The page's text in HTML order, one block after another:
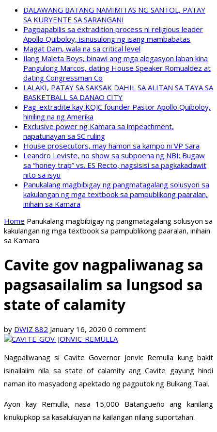
DALAWANG BATANG NAMIMITAS NG SANTOL, PATAY
SA KURYENTE SA SARANGANI
Pagpapabilis sa extradition process ni religious leader
Apollo Quiboloy, isinusulong ng isang mambabatas
Magat Dam, wala na sa critical level
Ilang Maleta Boys, binawi ang mga alegasyon laban kina
Pangulong Marcos, dating House Speaker Romualdez at
dating Congressman Co
LALAKI, PATAY SA SAKSAK DAHIL SA ALITAN SA TAYA SA
BASKETBALL SA DANAO CITY
Pag-extradite kay KOJC founder Pastor Apollo Quiboloy,
hiniling na ng Amerika
Exclusive power ng Kamara sa impeachment,
napatunayan sa SC ruling
House prosecutors, may hamon sa kampo ni VP Sara
Leandro Leviste, no show sa subpoena ng NBI; Bugaw
sa “honey trap” vs. ES Recto, nagsisisi sa pagkakadawit
nito sa isyu
Panukalang magbibigay ng pangmatagalang solusyon sa
kakulangan ng mga textbook sa pampublikong paaralan,
inihain sa Kamara
Home Panukalang magbibigay ng pangmatagalang solusyon sa
kakulangan ng mga textbook sa pampublikong paaralan, inihain
sa Kamara
Cavite gov nagpaliwanag sa
pagsasailalim sa lungsod sa
state of calamity
by DWIZ 882 January 16, 2020 0 comment
Nagpaliwanag si Cavite Governor Jonvic Remulla kung bakit
isinailalim nila sa state of calamity ang Cavite gayung hindi
naman ito masyadong apektado ng pagputok ng Bulkang Taal.
Ayon kay Remulla, nasa 15,000 Batangueño ang kanilang
kinukupkop sa kasalukuyan na kailangan nilang suportahan.